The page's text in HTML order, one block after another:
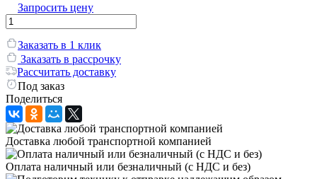
Запросить цену
Заказать в 1 клик
Заказать в рассрочку
Рассчитать доставку
Под заказ
Поделиться
Доставка любой транспортной компанией
Оплата наличный или безналичный (с НДС и без)